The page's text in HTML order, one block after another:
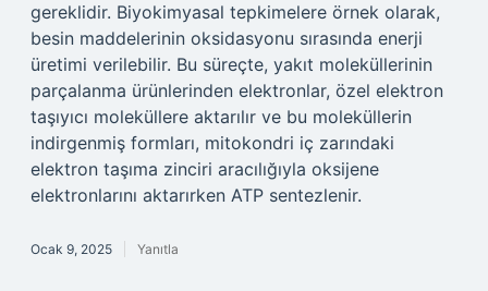
gereklidir. Biyokimyasal tepkimelere örnek olarak,
besin maddelerinin oksidasyonu sırasında enerji
üretimi verilebilir. Bu süreçte, yakıt moleküllerinin
parçalanma ürünlerinden elektronlar, özel elektron
taşıyıcı moleküllere aktarılır ve bu moleküllerin
indirgenmiş formları, mitokondri iç zarındaki
elektron taşıma zinciri aracılığıyla oksijene
elektronlarını aktarırken ATP sentezlenir.
Ocak 9, 2025 Yanıtla